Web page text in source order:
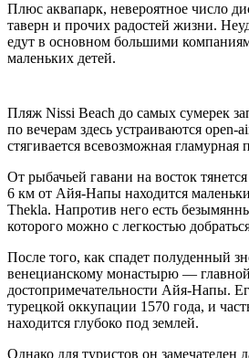
Плюс аквапарк, невероятное число
таверн и прочих радостей жизни.
едут в основном большими
маленьких детей.
Пляж Nissi Beach до самых сумерек
по вечерам здесь устраиваются open-
стягивается всевозможная гламурная
От рыбачьей гавани на восток
6 км от Айя-Напы находится
Thekla. Напротив него есть
которого можно с легкостью
После того, как спадет полуденный
венецианскому монастырю — главной
достопримечательности Айя-Напы.
турецкой оккупации 1570 года, и
находится глубоко под землей.
Однако для туристов он